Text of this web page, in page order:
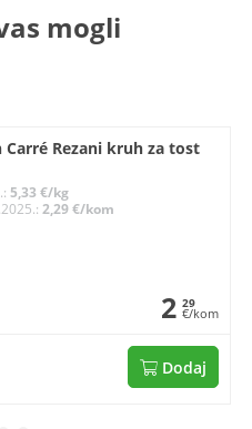
mogli
Carré Rezani kruh za tost
5,33 €/kg
2,29 €/kom
2 29
€/kom
Dodaj